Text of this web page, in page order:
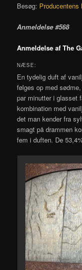
Besøg: Producentens
Anmeldelse #568
Anmeldelse af The
NÆSE:
En tydelig duft af
følges op med
par minutter i glasset
kombination med
det man kender fra
smagt på drammen
fem i duften. De